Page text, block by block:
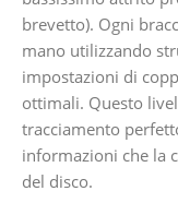
brevetto). Ogni
mano utilizzando
impostazioni di
ottimali. Questo
tracciamento
informazioni che la
del disco.